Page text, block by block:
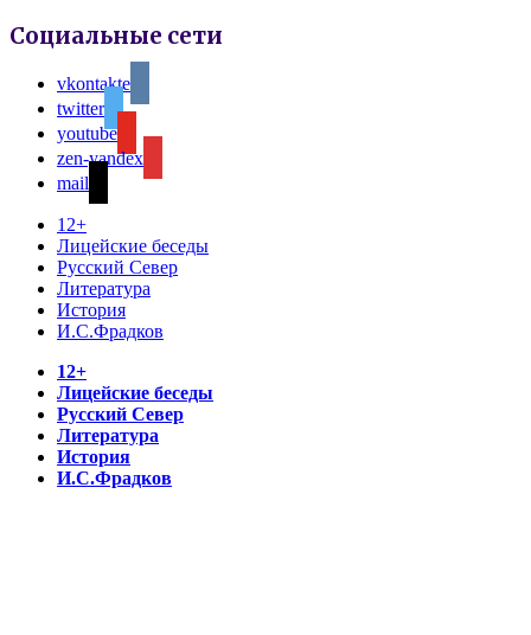
Социальные сети
vkontakte
twitter
youtube
zen-yandex
mail
12+
Лицейские беседы
Русский Север
Литература
История
И.С.Фрадков
12+
Лицейские беседы
Русский Север
Литература
История
И.С.Фрадков